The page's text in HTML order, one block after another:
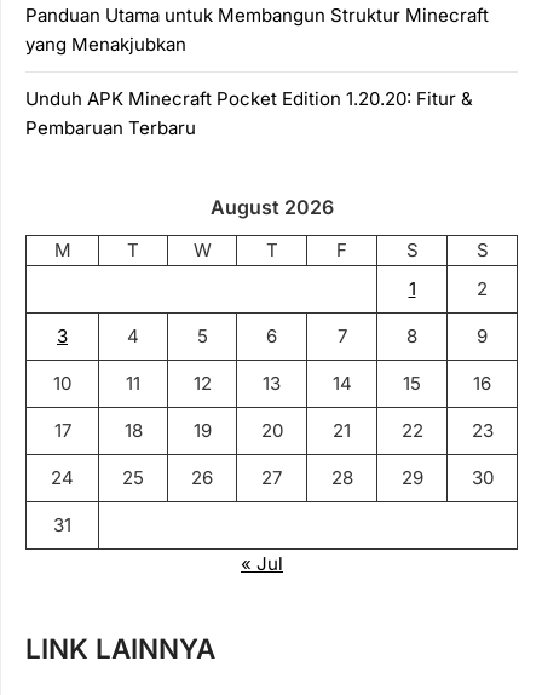
Panduan Utama untuk Membangun Struktur Minecraft
yang Menakjubkan
Unduh APK Minecraft Pocket Edition 1.20.20: Fitur &
Pembaruan Terbaru
August 2026
M T W T F S
S
1
2
3 4 5 6 7 8 9
10 11 12 13 14 15 16
17 18 19 20 21 22 23
24 25 26 27 28 29 30
31
« Jul
LINK LAINNYA